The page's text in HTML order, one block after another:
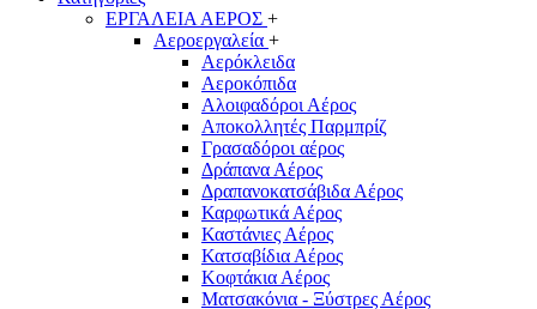
ΕΡΓΑΛΕΙΑ ΑΕΡΟΣ +
Αεροεργαλεία +
Αερόκλειδα
Αεροκόπιδα
Αλοιφαδόροι Αέρος
Αποκολλητές Παρμπρίζ
Γρασαδόροι αέρος
Δράπανα Αέρος
Δραπανοκατσάβιδα Αέρος
Καρφωτικά Αέρος
Καστάνιες Αέρος
Κατσαβίδια Αέρος
Κοφτάκια Αέρος
Ματσακόνια - Ξύστρες Αέρος